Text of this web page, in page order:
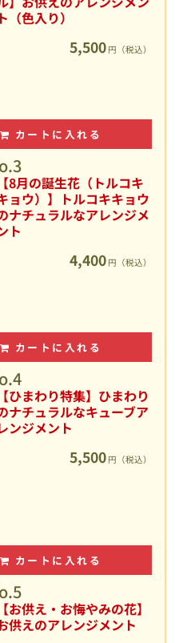
ト（色入り）
5,500 円（税込）
カートに入れる
【8月の誕生花（トルコキ
ョウ）】トルコキキョウ
ナチュラルなアレンジメ
ト
4,400 円（税込）
カートに入れる
【ひまわり特集】ひまわり
ナチュラルなキューブア
ンジメント
5,500 円（税込）
カートに入れる
【お供え・お悔やみの花】
供えのアレンジメント